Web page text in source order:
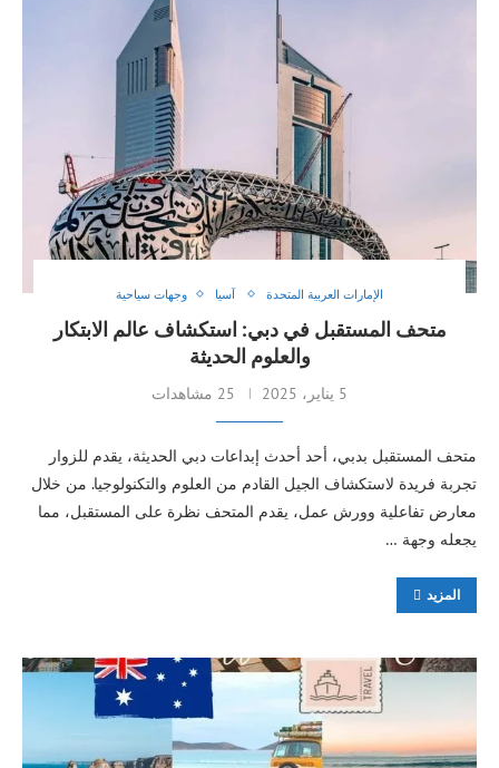
الإمارات العربية المتحدة آسيا وجهات سياحية
متحف المستقبل في دبي: استكشاف عالم الابتكار
والعلوم الحديثة
5 يناير، 2025 25 مشاهدات
متحف المستقبل بدبي، أحد أحدث إبداعات دبي الحديثة، يقدم للزوار
تجربة فريدة لاستكشاف الجيل القادم من العلوم والتكنولوجيا. من خلال
معارض تفاعلية وورش عمل، يقدم المتحف نظرة على المستقبل، مما
يجعله وجهة …
المزيد